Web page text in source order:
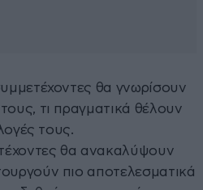
θα γνωρίσουν
τι πραγματικά θέλουν
τους.
θα ανακαλύψουν
πιο αποτελεσματικά